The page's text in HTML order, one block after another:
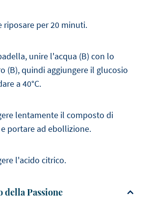
riposare per 20 minuti.
unire l'acqua (B) con lo
(B), quindi aggiungere il glucosio
a 40°C.
lentamente il composto di
portare ad ebollizione.
l'acido citrico.
Passione